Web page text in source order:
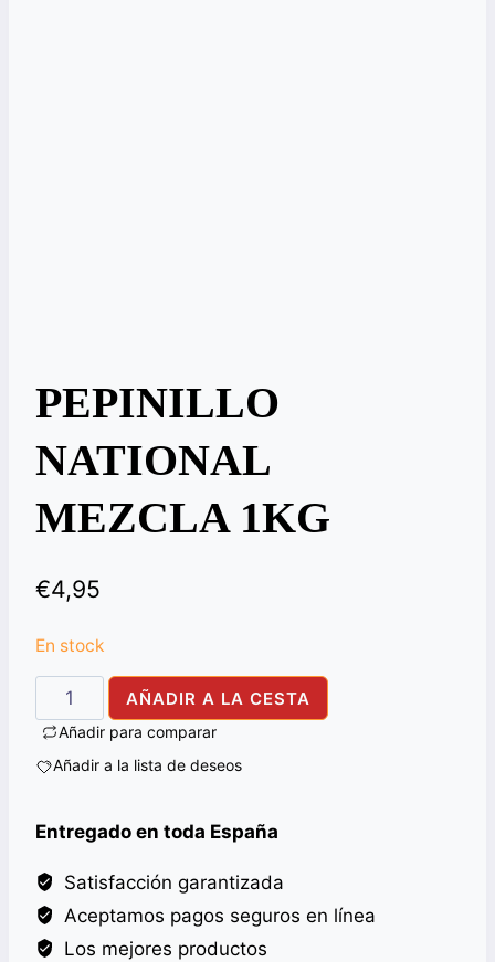
PEPINILLO
NATIONAL
MEZCLA 1KG
€4,95
En stock
PICKLE
NATIONAL
1KG
AÑADIR A LA CESTA
Añadir para comparar
Añadir a la lista de deseos
Entregado en toda España
Satisfacción garantizada
Aceptamos pagos seguros en línea
Los mejores productos